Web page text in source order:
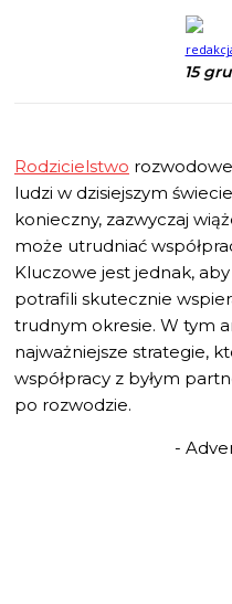
15
Rodzicielstwo
ludzi w dzisiejszym
konieczny, zazwyczaj
może utrudniać
Kluczowe jest jednak,
potrafili skutecznie
trudnym okresie. W tym
najważniejsze strategie,
współpracy z byłym
po rozwodzie.
-